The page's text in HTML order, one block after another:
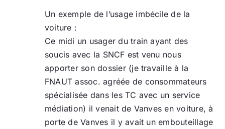
Un exemple de l’usage imbécile de la
voiture :
Ce midi un usager du train ayant des
soucis avec la SNCF est venu nous
apporter son dossier (je travaille à la
FNAUT assoc. agréée de consommateurs
spécialisée dans les TC avec un service
médiation) il venait de Vanves en voiture, à
porte de Vanves il y avait un embouteillage